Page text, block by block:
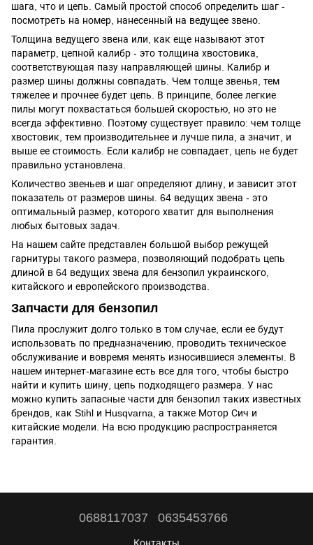
шага, что и цепь. Самый простой способ определить шаг -
посмотреть на номер, нанесенный на ведущее звено.
Толщина ведущего звена или, как еще называют этот
параметр, цепной калибр - это толщина хвостовика,
соответствующая пазу направляющей шины. Калибр и
размер шины должны совпадать. Чем толще звенья, тем
тяжелее и прочнее будет цепь. В принципе, более легкие
пилы могут похвастаться большей скоростью, но это не
всегда эффективно. Поэтому существует правило: чем толще
хвостовик, тем производительнее и лучше пила, а значит, и
выше ее стоимость. Если калибр не совпадает, цепь не будет
правильно установлена.
Количество звеньев и шаг определяют длину, и зависит этот
показатель от размеров шины. 64 ведущих звена - это
оптимальный размер, которого хватит для выполнения
любых бытовых задач.
На нашем сайте представлен большой выбор режущей
гарнитуры такого размера, позволяющий подобрать цепь
длиной в 64 ведущих звена для бензопил украинского,
китайского и европейского производства.
Запчасти для бензопил
Пила прослужит долго только в том случае, если ее будут
использовать по предназначению, проводить техническое
обслуживание и вовремя менять износившиеся элементы. В
нашем интернет-магазине есть все для того, чтобы быстро
найти и купить шину, цепь подходящего размера. У нас
можно купить запасные части для бензопил таких известных
брендов, как Stihl и Husqvarna, а также Мотор Сич и
китайские модели. На всю продукцию распространяется
гарантия.
0688117037 0635453766